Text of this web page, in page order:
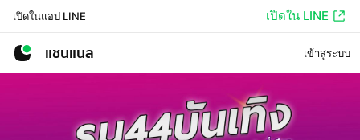
เปิดในแอป LINE เปิดใน LINE
แชนแนล เข้าสู่ระบบ